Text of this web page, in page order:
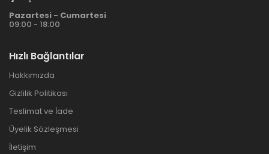
Pazartesi - Cumartesi
09:00 - 18:00
Hızlı Bağlantılar
Hakkımızda
Gizlilik Politikası
Teslimat ve İade
Üyelik Sözleşmesi
İletişim